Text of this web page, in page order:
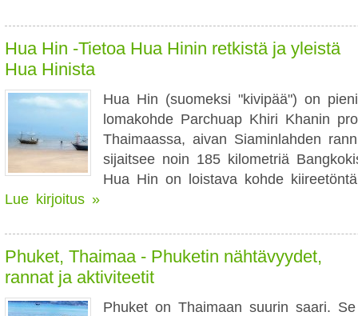
Hua Hin -Tietoa Hua Hinin retkistä ja yleistä
Hua Hinista
Hua Hin (suomeksi "kivipää") on
lomakohde Parchuap Khiri Khanin
Thaimaassa, aivan Siaminlahden
sijaitsee noin 185 kilometriä
Hua Hin on loistava kohde kiireetöntä
Lue kirjoitus »
Phuket, Thaimaa - Phuketin nähtävyydet,
rannat ja aktiviteetit
Phuket on Thaimaan suurin saari.